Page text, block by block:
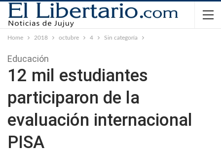
Home 2018 octubre 4 Sin categoría
Educación
12 mil estudiantes
participaron de la
evaluación internacional
PISA